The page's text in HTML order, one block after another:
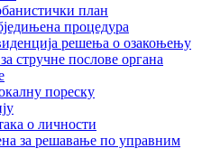
план
процедура
решења о озакоњењу
стручне послове органа
пореску
о личности
за решавање по управним